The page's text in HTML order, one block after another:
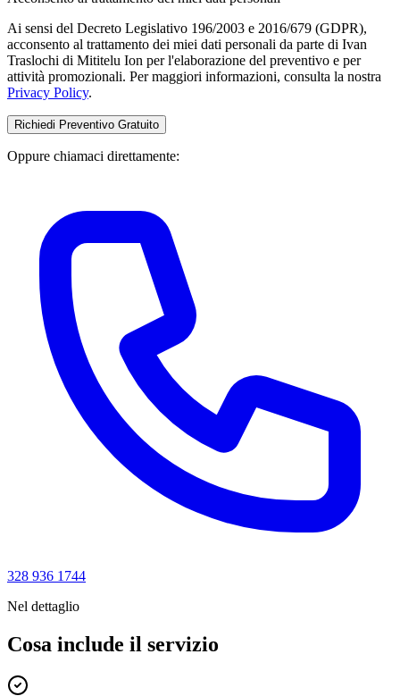
Ai sensi del Decreto Legislativo 196/2003 e 2016/679 (GDPR),
acconsento al trattamento dei miei dati personali da parte di Ivan
Traslochi di Mititelu Ion per l'elaborazione del preventivo e per
attività promozionali. Per maggiori informazioni, consulta la nostra
Privacy Policy.
Richiedi Preventivo Gratuito
Oppure chiamaci direttamente:
328 936 1744
Nel dettaglio
Cosa include il servizio